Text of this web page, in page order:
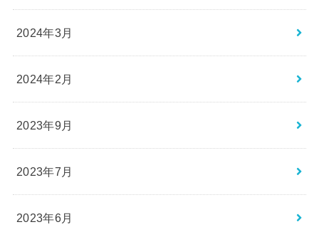
2024年3月
2024年2月
2023年9月
2023年7月
2023年6月